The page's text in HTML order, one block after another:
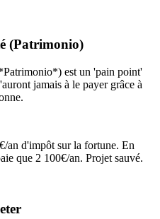
(Patrimonio)
est un 'pain point'
jamais à le payer grâce à
an d'impôt sur la fortune. En
que 2 100€/an. Projet sauvé.